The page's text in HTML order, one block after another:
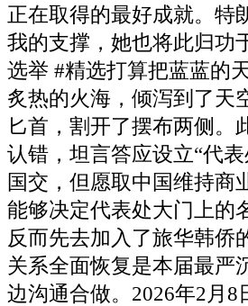
正在取得的最好成就。特
我的支撑，她也将此归功
选举 #精选打算把蓝蓝的
炙热的火海，倾泻到了天
匕首，割开了摆布两侧。
认错，坦言答应设立“代
国交，但愿取中国维持商
能够决定代表处大门上的
反而先去加入了旅华韩侨
关系全面恢复是本届最严
边沟通合做。2026年2月